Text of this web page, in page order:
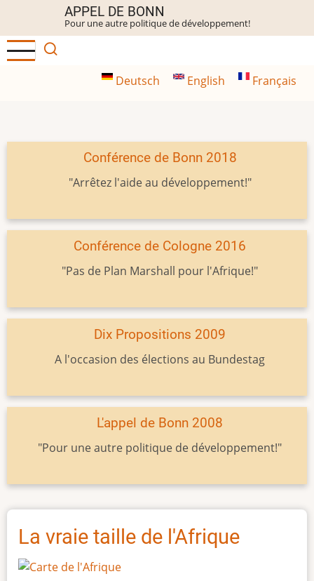
contenu
principal
APPEL DE BONN
Pour une autre politique de développement!
Deutsch English Français
Conférence de Bonn 2018
"Arrêtez l'aide au développement!"
Conférence de Cologne 2016
"Pas de Plan Marshall pour l'Afrique!"
Dix Propositions 2009
A l'occasion des élections au Bundestag
L'appel de Bonn 2008
"Pour une autre politique de développement!"
La vraie taille de l'Afrique